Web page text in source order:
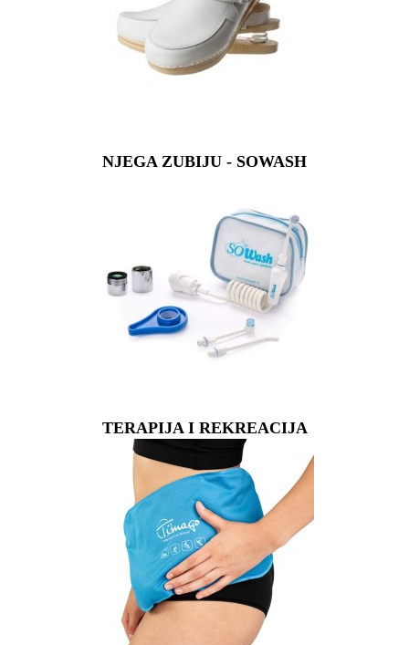
NJEGA ZUBIJU - SOWASH
TERAPIJA I REKREACIJA